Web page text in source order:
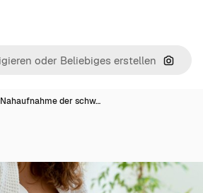
Nach
Nahaufnahme der schw…